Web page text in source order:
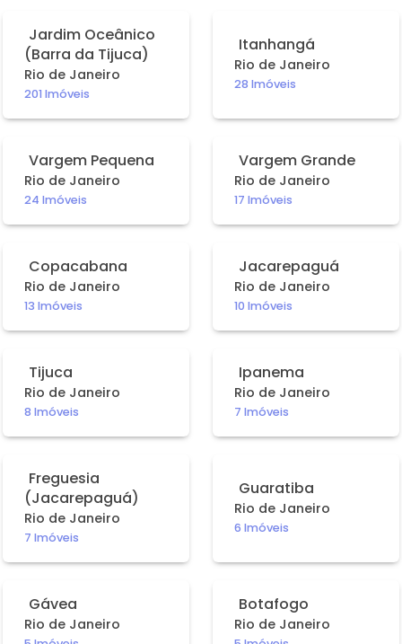
Nossas unidades
Blog
Área do cliente
Venda seu imóvel
Fale conosco
Contato
Trabalhe Conosco
Central de Atendimento
Jardim Oceânico
(Barra da Tijuca)
Rio de Janeiro
201 Imóveis
Itanhangá
Rio de Janeiro
28 Imóveis
Vargem Pequena
Rio de Janeiro
24 Imóveis
Vargem Grande
Rio de Janeiro
17 Imóveis
Copacabana
Rio de Janeiro
13 Imóveis
Jacarepaguá
Rio de Janeiro
10 Imóveis
Tijuca
Rio de Janeiro
8 Imóveis
Ipanema
Rio de Janeiro
7 Imóveis
Freguesia
(Jacarepaguá)
Rio de Janeiro
7 Imóveis
Guaratiba
Rio de Janeiro
6 Imóveis
Gávea
Rio de Janeiro
Botafogo
Rio de Janeiro